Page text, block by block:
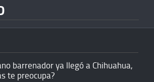
barrenador ya llegó a Chihuahua,
te preocupa?